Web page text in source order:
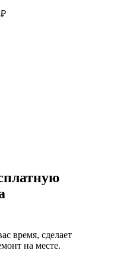
₽
время, сделает
на месте.